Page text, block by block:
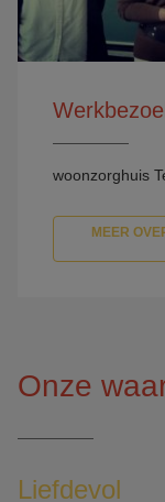
woonzorghuis
MEER
Onze
Liefdevol